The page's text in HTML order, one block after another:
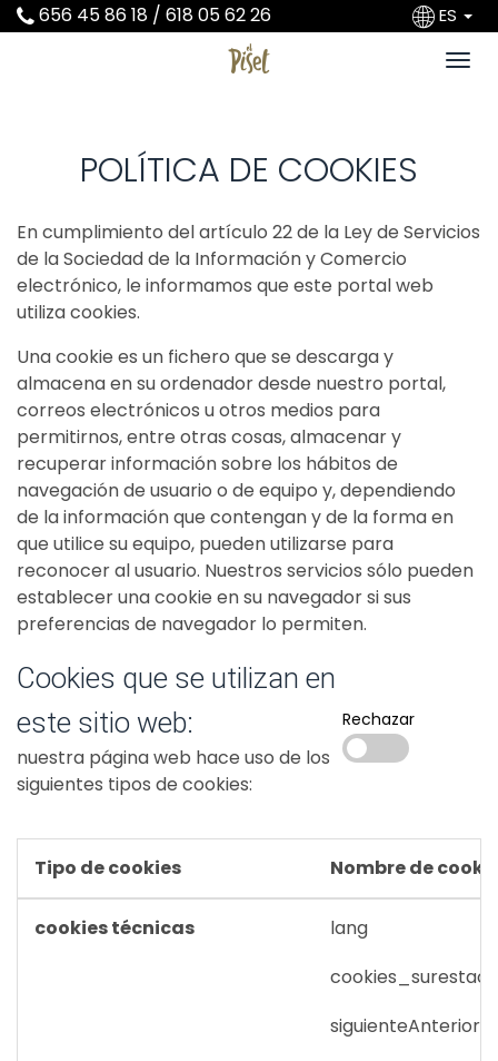
656 45 86 18 / 618 05 62 26 ES
POLÍTICA DE COOKIES
En cumplimiento del artículo 22 de la Ley de Servicios
de la Sociedad de la Información y Comercio
electrónico, le informamos que este portal web
utiliza cookies.
Una cookie es un fichero que se descarga y
almacena en su ordenador desde nuestro portal,
correos electrónicos u otros medios para
permitirnos, entre otras cosas, almacenar y
recuperar información sobre los hábitos de
navegación de usuario o de equipo y, dependiendo
de la información que contengan y de la forma en
que utilice su equipo, pueden utilizarse para
reconocer al usuario. Nuestros servicios sólo pueden
establecer una cookie en su navegador si sus
preferencias de navegador lo permiten.
Cookies que se utilizan en
este sitio web:
nuestra página web hace uso de los
siguientes tipos de cookies:
Rechazar
Tipo de cookies Nombre de
cookies técnicas
lang
cookies_surestao
siguienteAnterior